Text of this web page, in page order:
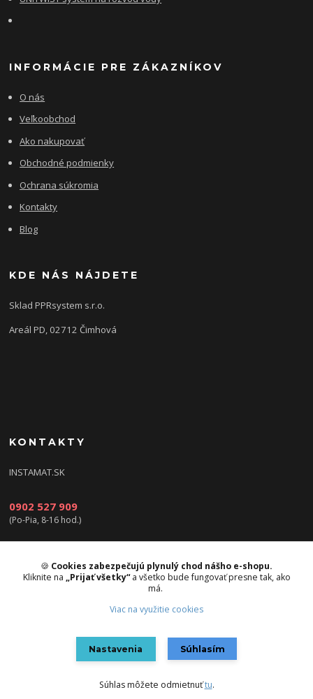
INFORMÁCIE PRE ZÁKAZNÍKOV
O nás
Veľkoobchod
Ako nakupovať
Obchodné podmienky
Ochrana súkromia
Kontakty
Blog
KDE NÁS NÁJDETE
Sklad PPRsystem s.r.o.
Areál PD, 02712 Čimhová
KONTAKTY
INSTAMAT.SK
0902 527 909
(Po-Pia, 8-16 hod.)
info@instamat.sk
🍪 Cookies zabezpečujú plynulý chod nášho e-shopu.
Kliknite na „Prijať všetky“a všetko bude fungovať presne tak, ako
má.
Viac na využitie cookies
Nastavenia Súhlasím
Súhlas môžete odmietnuťtu.